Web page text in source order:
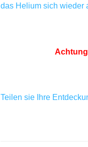
das Helium sich wieder
Teilen sie Ihre